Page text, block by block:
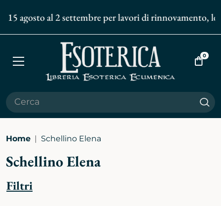
15 agosto al 2 settembre per lavori di rinnovamento,
Apri
Vai
0
Home Schellino Elena
Schellino Elena
Filtri